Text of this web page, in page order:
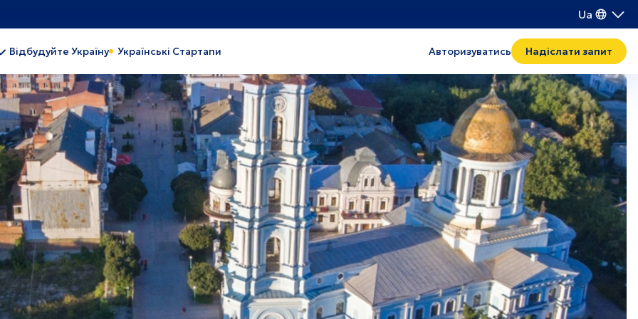
Ua
та енергетика
здоров'я
Важка промисловість
Індустріальний парк
Легка промисловість
Туризм
Транспорт і логістика
Поводження з відходами
IT
Львів
Черкаси
Одеса
Київ
Київська область
Вінниця
Хмельницький
Рівне
Тeрнопіль
Івано-Франківськ
Волинь
Відбудуйте Україну Українські Стартапи Авторизуватись Надіслати запит